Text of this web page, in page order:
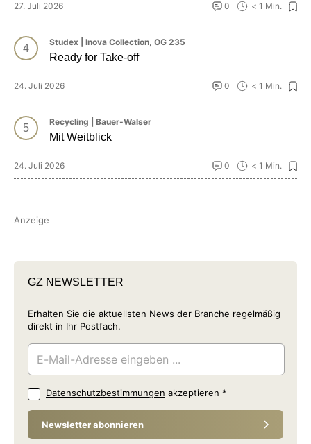
27. Juli 2026 0 < 1 Min.
Studex | Inova Collection, OG 235
Ready for Take-off
24. Juli 2026 0 < 1 Min.
Recycling | Bauer-Walser
Mit Weitblick
24. Juli 2026 0 < 1 Min.
Anzeige
GZ NEWSLETTER
Erhalten Sie die aktuellsten News der Branche regelmäßig
direkt in Ihr Postfach.
Datenschutzbestimmungen akzeptieren *
Newsletter abonnieren